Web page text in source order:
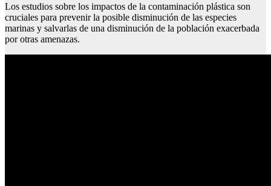
Los estudios sobre los impactos de la contaminación plástica son
cruciales para prevenir la posible disminución de las especies
marinas y salvarlas de una disminución de la población exacerbada
por otras amenazas.